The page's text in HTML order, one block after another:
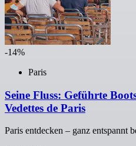
-14%
Paris
Seine Fluss: Geführte
Vedettes de Paris
Paris entdecken – ganz entspannt